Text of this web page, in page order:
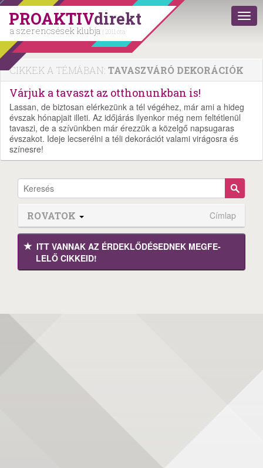
PROAKTIVdirekt
a szerencsések klubja | 2011 óta
CIKKEK A TÉMÁBAN: TAVASZVÁRÓ DEKORÁCIÓK
Várjuk a tavaszt az otthonunkban is!
Lassan, de biztosan elérkezünk a tél végéhez, már ami a hideg
évszak hónapjait illeti. Az időjárás ilyenkor még nem feltétlenül
tavaszi, de a szívünkben már érezzük a közelgő napsugaras
évszakot. Ideje lecserélni a téli dekorációt valami virágosra és
színesre!
ROVATOK Címlap
ITT VANNAK AZ ÉRDEK­LŐDÉ­SEDNEK MEGFE­
LELŐ CIKKEID!